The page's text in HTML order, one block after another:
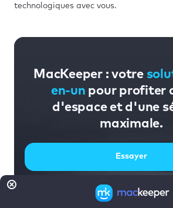
technologiques avec vous.
MacKeeper : votre
en-un pour profiter
d'espace et d'une
maximale.
Essayer